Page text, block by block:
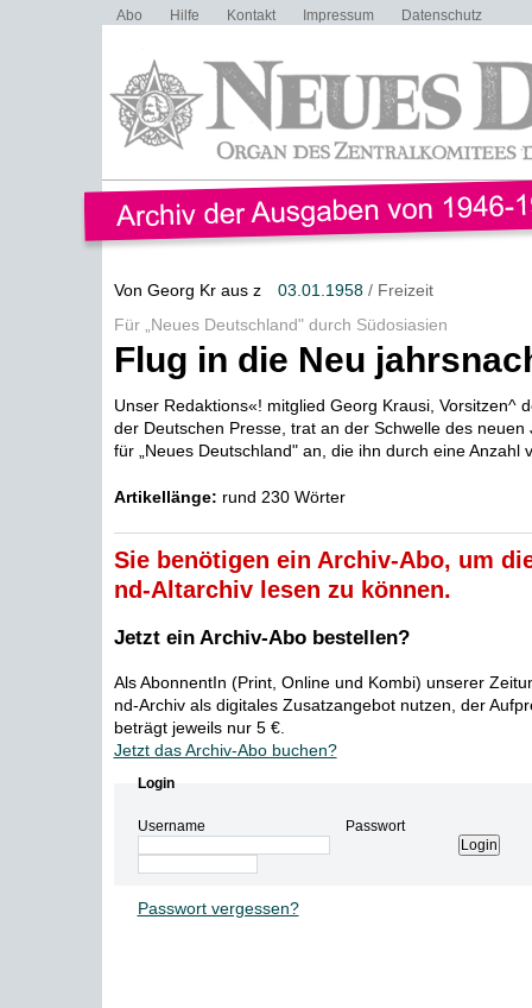
Abo Hilfe Kontakt Impressum Datenschutz
Von Georg Kr aus z 03.01.1958/ Freizeit
Für „Neues Deutschland" durch Südosiasien
Flug in die Neu
Unser Redaktions«! mitglied Georg Krausi, Vorsitzen^
der Deutschen Presse, trat an der Schwelle des neuen
für „Neues Deutschland" an, die ihn durch eine Anzahl
Artikellänge: rund 230 Wörter
Sie benötigen ein Archiv-Abo, um
nd-Altarchiv lesen zu können.
Jetzt ein Archiv-Abo bestellen?
Als AbonnentIn (Print, Online und Kombi) unserer
nd-Archiv als digitales Zusatzangebot nutzen, der
beträgt jeweils nur 5 €.
Jetzt das Archiv-Abo buchen?
Login
Username Passwort
Passwort vergessen?